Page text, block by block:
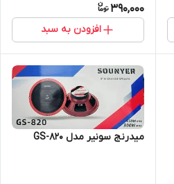
390,000
افزودن به سبد
میدرنج سونیر مدل GS-820